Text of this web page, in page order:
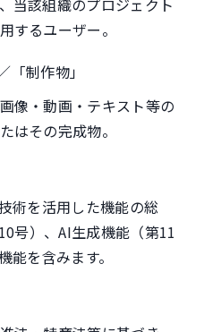
当該組織のプロジェクト
するユーザー。
制作物」
像・動画・テキスト等の
はその完成物。
術を活用した機能の総
号）、AI生成機能（第11
能を含みます。